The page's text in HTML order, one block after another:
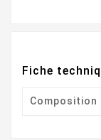
Fiche
Composition